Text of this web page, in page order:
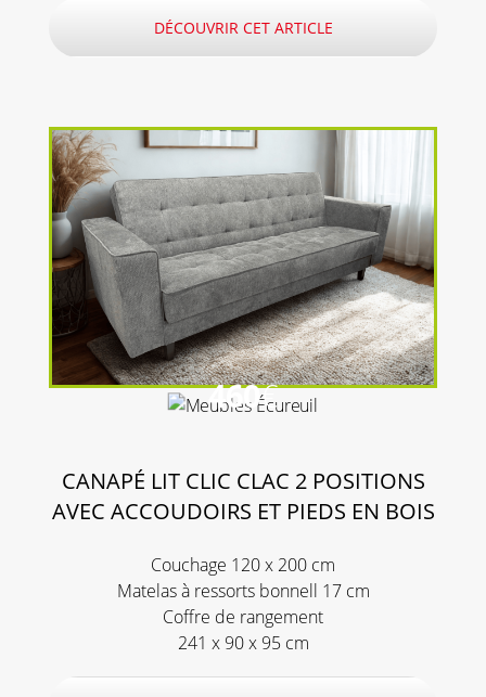
DÉCOUVRIR CET ARTICLE
460€
CANAPÉ LIT CLIC CLAC 2 POSITIONS
AVEC ACCOUDOIRS ET PIEDS EN BOIS
Couchage 120 x 200 cm
Matelas à ressorts bonnell 17 cm
Coffre de rangement
241 x 90 x 95 cm